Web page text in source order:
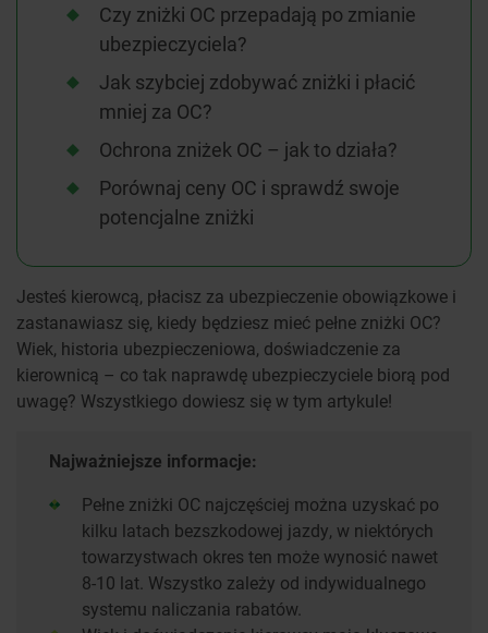
Czy zniżki OC przepadają po zmianie
ubezpieczyciela?
Jak szybciej zdobywać zniżki i płacić
mniej za OC?
Ochrona zniżek OC – jak to działa?
Porównaj ceny OC i sprawdź swoje
potencjalne zniżki
Jesteś kierowcą, płacisz za ubezpieczenie obowiązkowe i
zastanawiasz się, kiedy będziesz mieć pełne zniżki OC?
Wiek, historia ubezpieczeniowa, doświadczenie za
kierownicą – co tak naprawdę ubezpieczyciele biorą pod
uwagę? Wszystkiego dowiesz się w tym artykule!
Najważniejsze informacje:
Pełne zniżki OC najczęściej można uzyskać po
kilku latach bezszkodowej jazdy, w niektórych
towarzystwach okres ten może wynosić nawet
8-10 lat. Wszystko zależy od indywidualnego
systemu naliczania rabatów.